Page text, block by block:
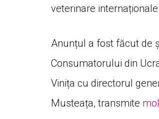
veterinare
Anunțul a fost făcut de
Consumatorului din
Vinița cu directorul
Musteața, transmite